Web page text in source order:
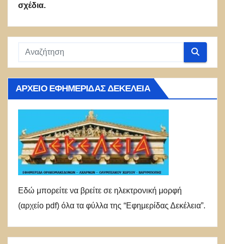
σχέδια.
ΑΡΧΕΊΟ ΕΦΗΜΕΡΊΔΑΣ ΔΕΚΈΛΕΙΑ
Εδώ μπορείτε να βρείτε σε ηλεκτρονική μορφή
(αρχείο pdf) όλα τα φύλλα της “Εφημερίδας Δεκέλεια”.